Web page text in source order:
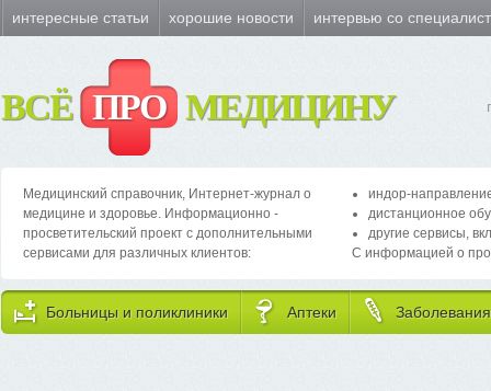
интересные статьи хорошие новости интервью со
ВСЁ ПРО МЕДИЦИНУ
Медицинский справочник, Интернет-журнал о
медицине и здоровье. Информационно -
просветительский проект с дополнительными
сервисами для различных клиентов:
индор-
дистанционное
другие сервисы,
С информацией о
Больницы и поликлиники Аптеки Заболевания